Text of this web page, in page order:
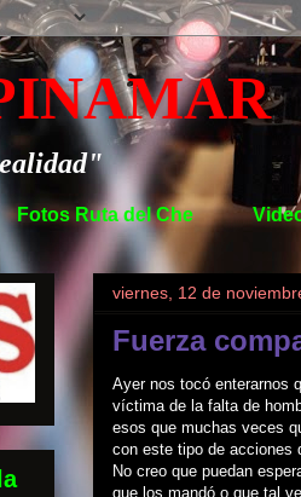
Fotos Ruta del Che
viernes, 12 de
Fuerza
Ayer nos tocó enterarnos
víctima de la falta de
esos que muchas veces
con este tipo de acciones
No creo que puedan
que los mandó o que tal